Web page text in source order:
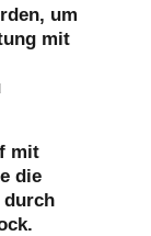
um
mit
mit
die
durch